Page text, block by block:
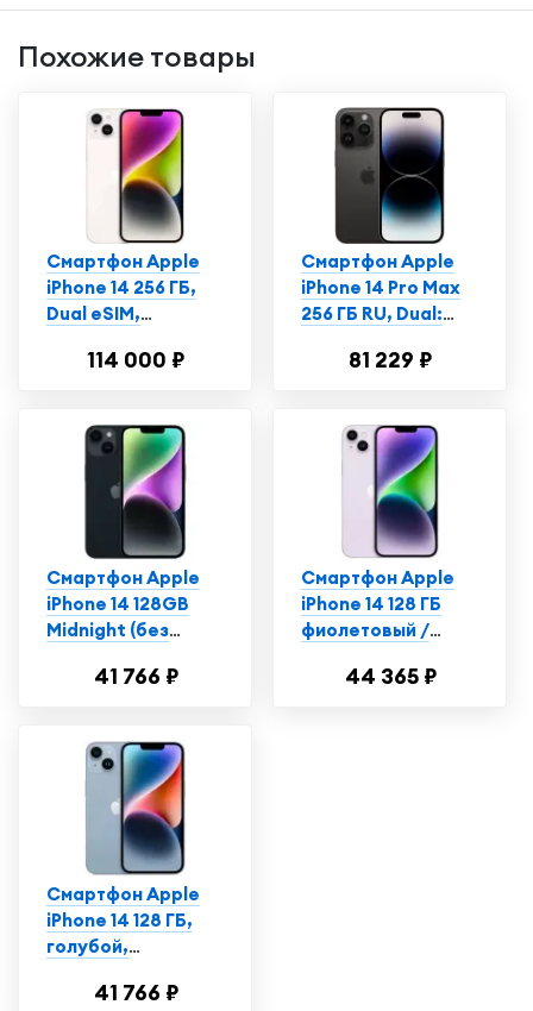
Похожие товары
Смартфон Apple
iPhone 14 256 ГБ,
Dual еSIM,
114 000 ₽
Смартфон Apple
iPhone 14 Pro Max
256 ГБ RU, Dual:
космический
81 229 ₽
Смартфон Apple
iPhone 14 128GB
Midnight (без
41 766 ₽
Смартфон Apple
iPhone 14 128 ГБ
фиолетовый /
Телефон44 365 ₽
Смартфон Apple
iPhone 14 128 ГБ,
голубой,
образец, экран
41 766 ₽